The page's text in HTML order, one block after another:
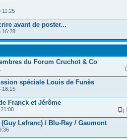
11:25
avant de poster...
16:28
du Forum Cruchot & Co
spéciale Louis de Funès
18:15
Franck et Jérôme
Lefranc) / Blu-Ray / Gaumont